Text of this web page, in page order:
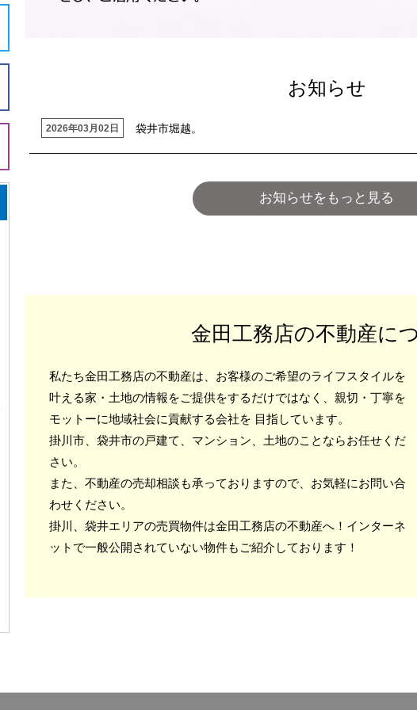
お知らせ
2026年03月02日 袋井市堀越。
お知らせをもっと見る
金田工務店の不動産に
私たち金田工務店の不動産は、お客様のご希望のライフスタイルを
叶える家・土地の情報をご提供をするだけではなく、親切・丁寧を
モットーに地域社会に貢献する会社を 目指しています。
掛川市、袋井市の戸建て、マンション、土地のことならお任せくだ
さい。
また、不動産の売却相談も承っておりますので、お気軽にお問い合
わせください。
掛川、袋井エリアの売買物件は金田工務店の不動産へ！インターネ
ットで一般公開されていない物件もご紹介しております！